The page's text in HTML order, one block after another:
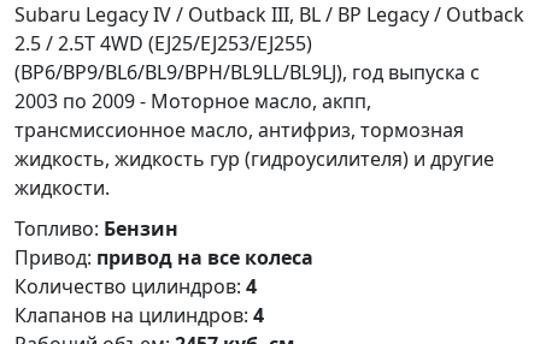
Subaru Legacy IV / Outback III, BL / BP Legacy / Outback
2.5 / 2.5T 4WD (EJ25/EJ253/EJ255)
(BP6/BP9/BL6/BL9/BPH/BL9LL/BL9LJ), год выпуска с
2003 по 2009 - Моторное масло, акпп,
трансмиссионное масло, антифриз, тормозная
жидкость, жидкость гур (гидроусилителя) и другие
жидкости.
Топливо: Бензин
Привод: привод на все колеса
Количество цилиндров: 4
Клапанов на цилиндров: 4